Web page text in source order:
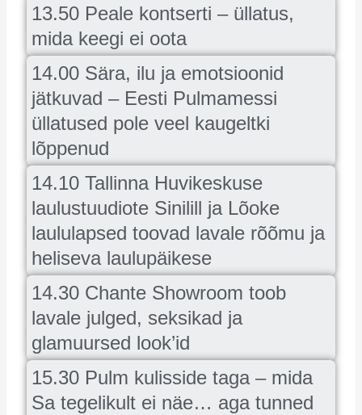
13.50 Peale kontserti – üllatus,
mida keegi ei oota
14.00 Sära, ilu ja emotsioonid
jätkuvad – Eesti Pulmamessi
üllatused pole veel kaugeltki
lõppenud
14.10 Tallinna Huvikeskuse
laulustuudiote Sinilill ja Lõoke
laululapsed toovad lavale rõõmu ja
heliseva laulupäikese
14.30 Chante Showroom toob
lavale julged, seksikad ja
glamuursed look’id
15.30 Pulm kulisside taga – mida
Sa tegelikult ei näe… aga tunned